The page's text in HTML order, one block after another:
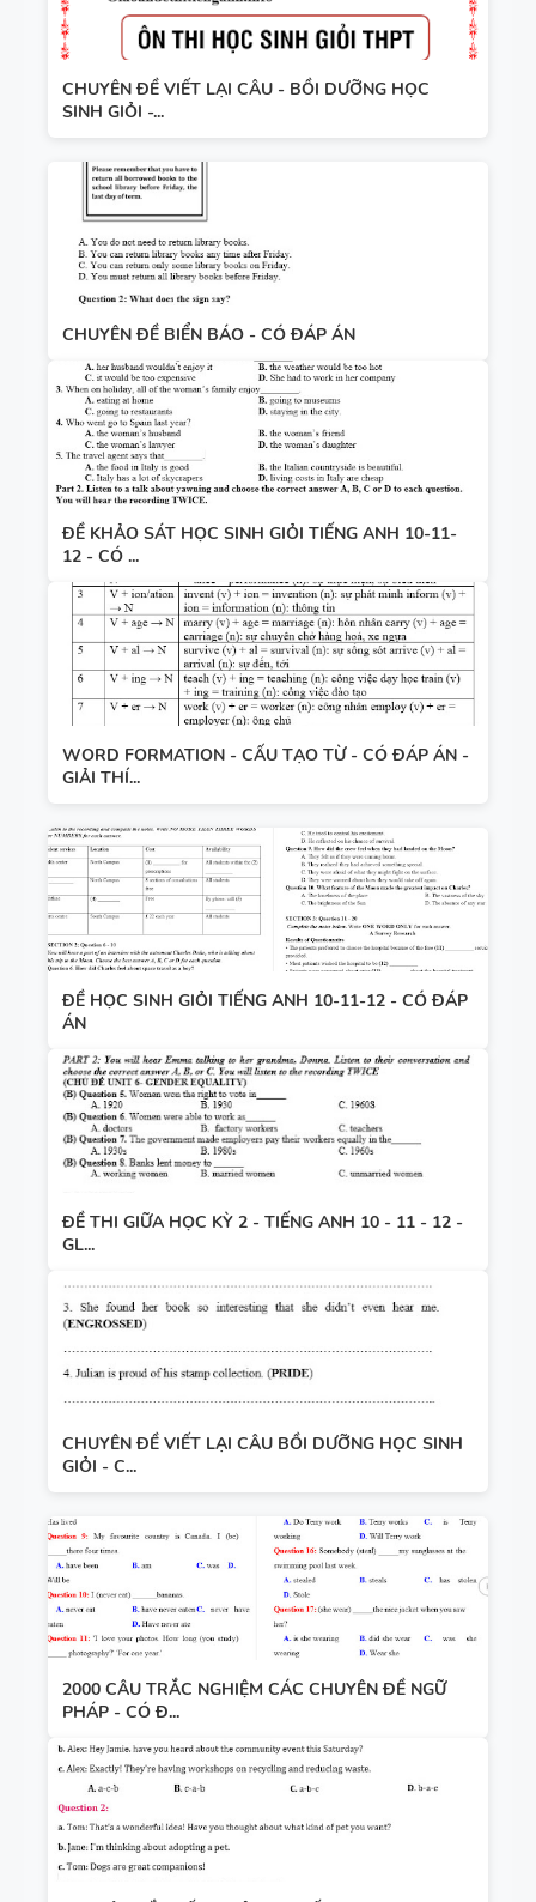
CHUYÊN ĐỀ VIẾT LẠI CÂU - BỒI DƯỠNG HỌC
SINH GIỎI -...
CHUYÊN ĐỀ BIỂN BÁO - CÓ ĐÁP ÁN
ĐỀ KHẢO SÁT HỌC SINH GIỎI TIẾNG ANH 10-11-
12 - CÓ ...
WORD FORMATION - CẤU TẠO TỪ - CÓ ĐÁP ÁN -
GIẢI THÍ...
ĐỀ HỌC SINH GIỎI TIẾNG ANH 10-11-12 - CÓ ĐÁP
ÁN
ĐỀ THI GIỮA HỌC KỲ 2 - TIẾNG ANH 10 - 11 - 12 -
GL...
CHUYÊN ĐỀ VIẾT LẠI CÂU BỒI DƯỠNG HỌC SINH
GIỎI - C...
2000 CÂU TRẮC NGHIỆM CÁC CHUYÊN ĐỀ NGỮ
PHÁP - CÓ Đ...